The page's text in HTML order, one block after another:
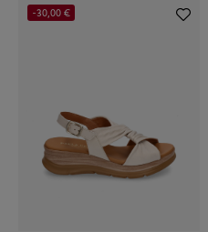
-30,00 €